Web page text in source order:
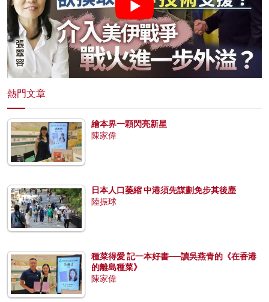
熱門文章
繪本界一顆閃亮新星
陳家偉
日本人口萎縮 中港須先謀劃免步其後塵
陸振球
種菜得愛 記一本好書──讀吳燕青的《在香港
的離島種菜》
陳家偉